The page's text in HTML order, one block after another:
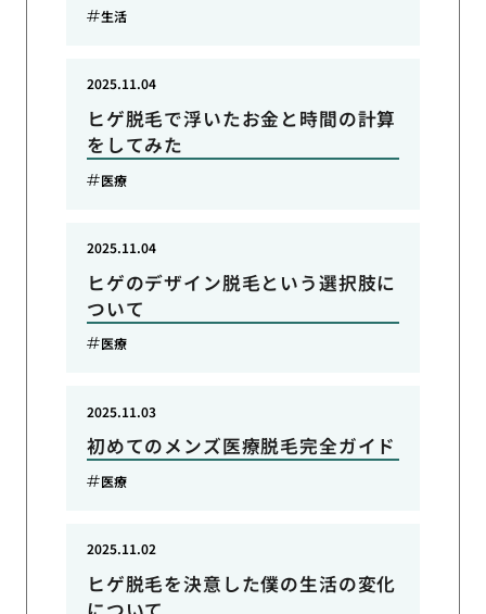
生活
ヒゲ脱毛で浮いたお金と時間の計算
をしてみた
2025.11.04
医療
ヒゲのデザイン脱毛という選択肢に
ついて
2025.11.04
医療
初めてのメンズ医療脱毛完全ガイド
2025.11.03
医療
ヒゲ脱毛を決意した僕の生活の変化
2025.11.02